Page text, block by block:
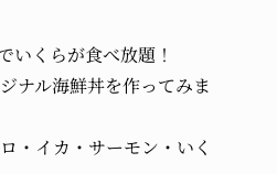
いくらが食べ放題！
ナル海鮮丼を作ってみま
・イカ・サーモン・いく